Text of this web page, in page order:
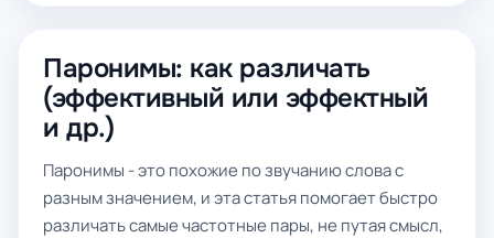
Паронимы: как различать
(эффективный или эффектный
и др.)
Паронимы - это похожие по звучанию слова с
разным значением, и эта статья помогает быстро
различать самые частотные пары, не путая смысл,